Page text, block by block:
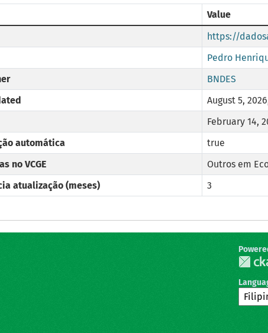
Value
https://
Pedro
BNDES
August 5,
February 14,
automática
true
no VCGE
Outros em
atualização (meses)
3